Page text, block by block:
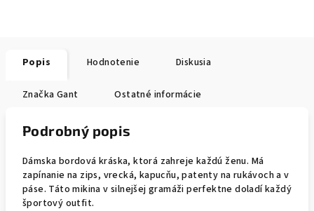
Popis Hodnotenie Diskusia
Značka Gant Ostatné informácie
Podrobný popis
Dámska bordová kráska, ktorá zahreje každú ženu. Má
zapínanie na zips, vrecká, kapucňu, patenty na rukávoch a v
páse. Táto mikina v silnejšej gramáži perfektne doladí každý
športový outfit.